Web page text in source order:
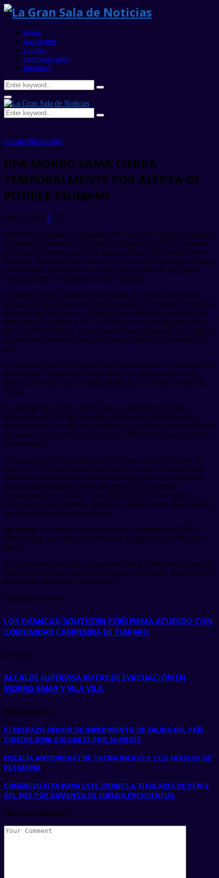
Home
Nacionales
Locales
Internacionales
Deportes
Search
for:
Search
Primary
Menu
Search
for:
Search
LocalesNacionales
DPA MORRO SAMA CIERRA
TEMPORALMENTE POR ALERTA DE
POSIBLE TSUNAMI
julio 31, 20250255
Directores regionales e integrantes del Grupo de Trabajo de Gestión
de Riesgo de Desastres del Gobierno Regional de Tacna, liderados
por el gerente general regional, llegaron hasta el Desembarcadero
Pesquero Artesanal Morro Sama, en el distrito de Sama, para evaluar
y monitorear la situación en el sector, tras la alerta de un posible
tsunami, a raíz del terremoto de 8.8° en Rusia.
El gerente general regional confirmó que de acuerdo a la última
información de la Dirección de Hidrografía y Navegación, el horario
de la ola, de 1.02 metros, adicional a las condiciones normales del
mar, estará en Tumbes a las 11:50 horas y en el sur del país (Ilo) se
prevé a las 14:11 horas. El funcionario hizo un llamado a la calma a
la población y exhortó a no acercarse y/o alejarse de las orillas del
mar.
La comitiva verificó la situación del desembarcadero y coordinó con
personal de Capitanía del Puerto de Ilo, que tiene un puesto de
control en Morro Sama y tiene jurisdicción en la franja costera de
Tacna.
Se constató que el DPA Morro Sama se encuentra cerrado
temporalmente y no hay atención, de acuerdo a la disposición a
nivel nacional, en tanto, los pescadores ya no se encuentran en faena
de pesca y el personal que labora en el DPA se retiró para ponerse a
buen recaudo.
Asimismo, la Dirección Regional de Salud a través de la Red de
Salud de Tacna, ante la alerta del posible tsunami, determinó que
todos los establecimientos del litoral se encuentren con cobertura
para atender cualquier tipo de emergencia y están siendo
constantemente evaluados. Cabe indicar que el sector salud, se
encuentra en alerta amarilla desde el 24 de julio hasta el 4 de agosto
por Fiestas Patrias a nivel nacional.
Igualmente, se realiza el perifoneo por los alrededores del DPA
Morro Sama, para instar a la población a alejarse de la orilla de la
playa.
En la zona estuvieron los representantes de la Dirección Regional de
Salud, Red de Salud, DPA Morro Sama, la Dirección Regional de la
Producción, entre otros funcionarios.
Publicación anterior
LOS CHANCAS: SOUTHERN PERÚ FIRMA ACUERDO CON
COMUNIDAD CAMPESINA DE TIAPARO
next post
ALCALDE SUPERVISA RUTAS DE EVACUACIÓN EN
MORRO SAMA Y VILA VILA
Related posts
PJ RECHAZÓ PEDIDO DE IMPEDIMENTO DE SALIDA DEL PAÍS
CONTRA DINA BOLUARTE POR 36 MESES
FISCALÍA ANTIDROGAS DE TACNA INCAUTA 2125 FRASCOS DE
KETAMINA
CONGRESO CITA PARA ESTE VIERNES A TITULARES DE PCM Y
DEL MEF POR AUMENTO DE SUELDO PRESIDENCIAL
Leave a Comment